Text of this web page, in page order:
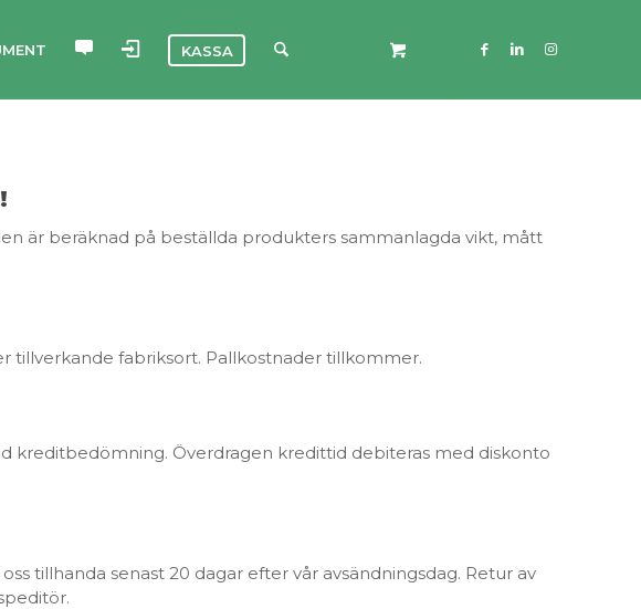
KASSA
är beräknad på beställda produkters sammanlagda vikt, mått
tillverkande fabriksort. Pallkostnader tillkommer.
kreditbedömning. Överdragen kredittid debiteras med diskonto
tillhanda senast 20 dagar efter vår avsändningsdag. Retur av